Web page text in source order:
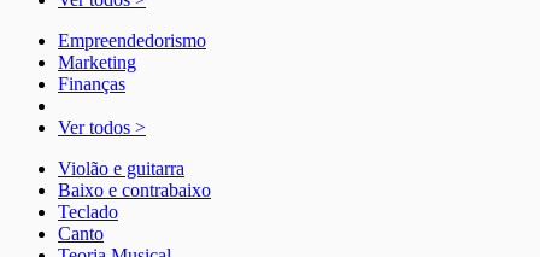
Empreendedorismo
Marketing
Finanças
Ver todos >
Violão e guitarra
Baixo e contrabaixo
Teclado
Canto